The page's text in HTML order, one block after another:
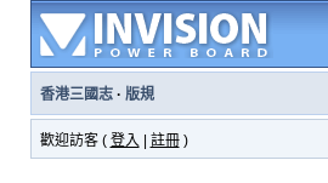
香港三國志· 版規
歡迎訪客 ( 登入 註冊)